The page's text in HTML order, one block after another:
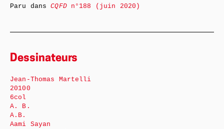
Paru dansCQFDn°188 (juin 2020)
Dessinateurs
Jean-Thomas Martelli
20100
6col
A. B.
A.B.
Aami Sayan